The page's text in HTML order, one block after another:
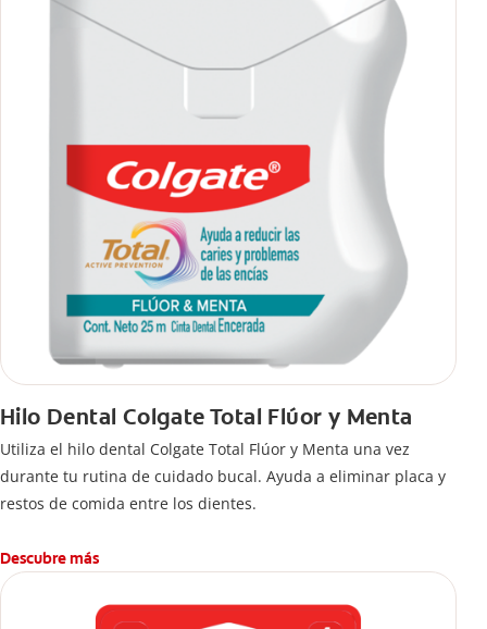
Hilo Dental Colgate Total Flúor y Menta
Utiliza el hilo dental Colgate Total Flúor y Menta una vez
durante tu rutina de cuidado bucal. Ayuda a eliminar placa y
restos de comida entre los dientes.
Descubre más